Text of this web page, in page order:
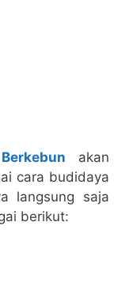
Berkebun akan
cara budidaya
langsung saja
berikut: